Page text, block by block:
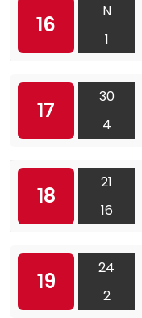
16
N
1
17
30
4
18
21
16
19
24
2